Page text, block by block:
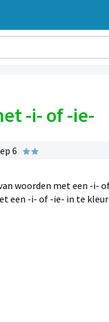
-i- of -ie-
6
woorden met een -i-
een -i- of -ie- in te